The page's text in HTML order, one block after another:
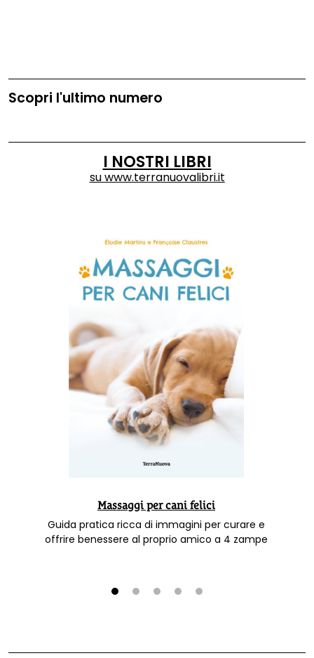
Scopri l'ultimo numero
I NOSTRI LIBRI
suwww.terranuovalibri.it
Massaggi per cani felici
Guida pratica ricca di immagini per curare e
offrire benessere al proprio amico a 4 zampe